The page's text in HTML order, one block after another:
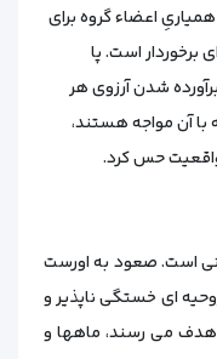
اعضاء گروه برای
برخوردار است. پا
شدن آرزوی هر
آن مواجه هستند،
واقعیت حس کرد.
است. صعود به اورست
ای خستگی‌ ناپذیر و
هدف می رسند، ماهها و